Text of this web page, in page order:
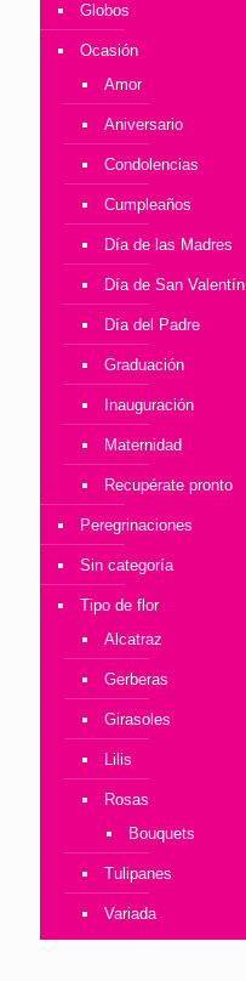
Globos
Ocasión
Amor
Aniversario
Condolencias
Cumpleaños
Día de las Madres
Día de San Valentín
Día del Padre
Graduación
Inauguración
Maternidad
Recupérate pronto
Peregrinaciones
Sin categoría
Tipo de flor
Alcatraz
Gerberas
Girasoles
Lilis
Rosas
Bouquets
Tulipanes
Variada